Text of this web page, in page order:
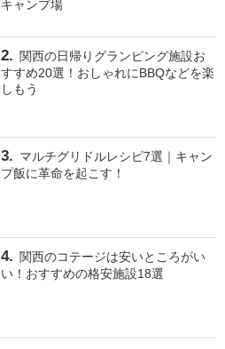
キャンプ場
関西の日帰りグランピング施設お
すすめ20選！おしゃれにBBQなどを楽
しもう
マルチグリドルレシピ7選｜キャン
プ飯に革命を起こす！
関西のコテージは安いところがい
い！おすすめの格安施設18選